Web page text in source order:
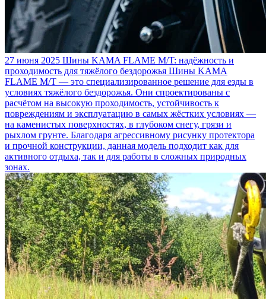
27 июня 2025 Шины KAMA FLAME M/T: надёжность и
проходимость для тяжёлого бездорожья Шины KAMA
FLAME M/T — это специализированное решение для езды в
условиях тяжёлого бездорожья. Они спроектированы с
расчётом на высокую проходимость, устойчивость к
повреждениям и эксплуатацию в самых жёстких условиях —
на каменистых поверхностях, в глубоком снегу, грязи и
рыхлом грунте. Благодаря агрессивному рисунку протектора
и прочной конструкции, данная модель подходит как для
активного отдыха, так и для работы в сложных природных
зонах.